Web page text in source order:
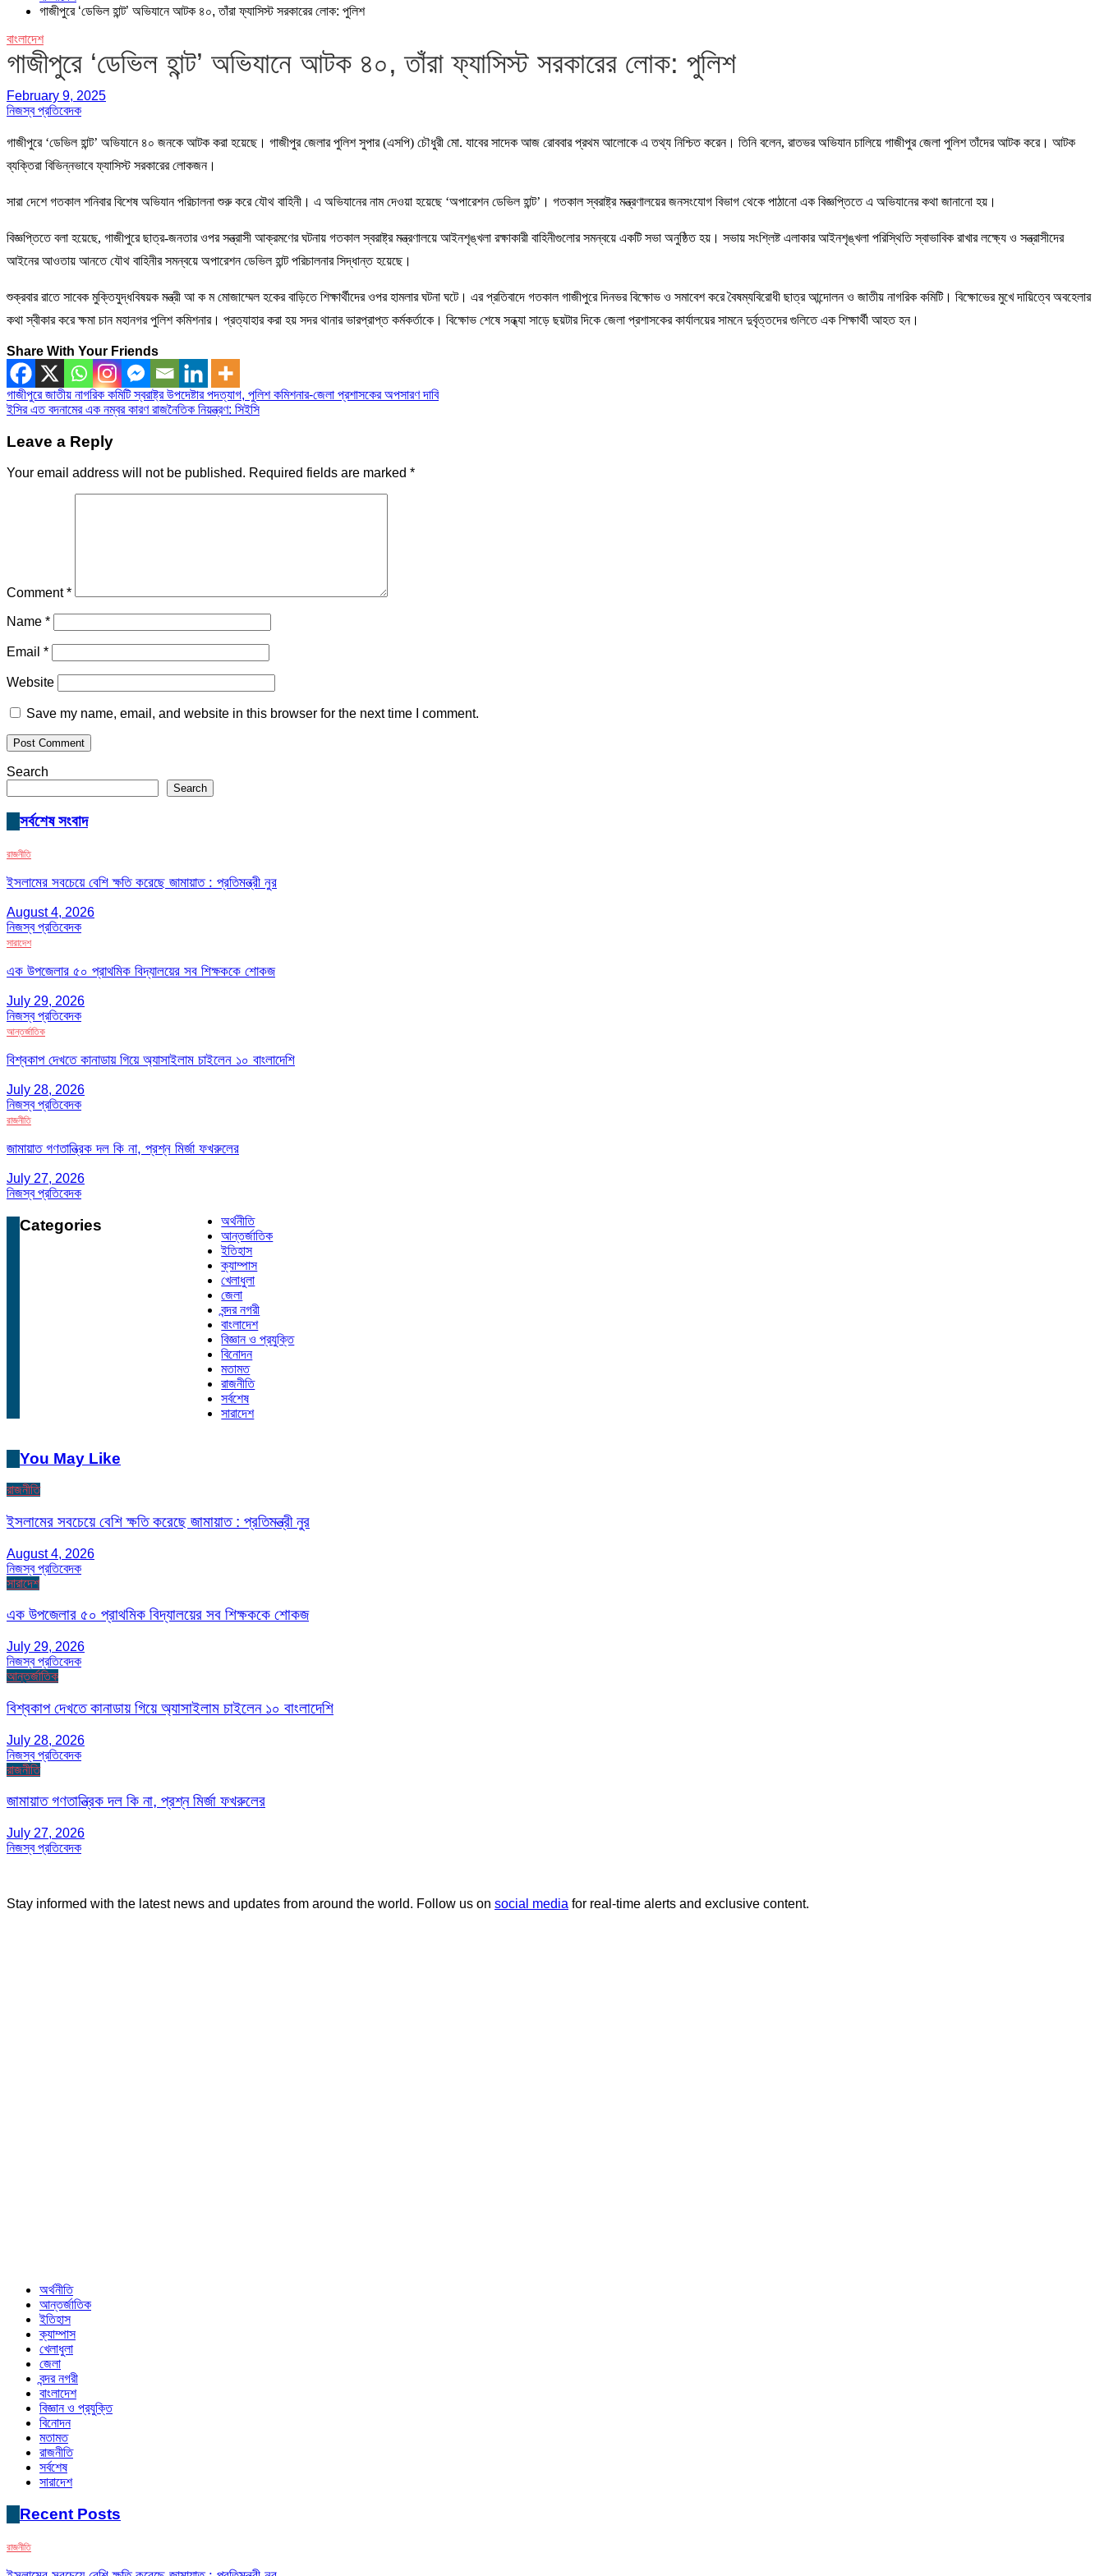
গাজীপুরে ‘ডেভিল হান্ট’ অভিযানে আটক ৪০, তাঁরা ফ্যাসিস্ট সরকারের লোক: পুলিশ
বাংলাদেশ
গাজীপুরে ‘ডেভিল হান্ট’ অভিযানে আটক ৪০, তাঁরা ফ্যাসিস্ট সরকারের লোক: পুলিশ
February 9, 2025
নিজস্ব প্রতিবেদক
গাজীপুরে ‘ডেভিল হান্ট’ অভিযানে ৪০ জনকে আটক করা হয়েছে। গাজীপুর জেলার পুলিশ সুপার (এসপি) চৌধুরী মো. যাবের সাদেক আজ রোববার প্রথম আলোকে এ তথ্য নিশ্চিত করেন। তিনি বলেন, রাতভর অভিযান চালিয়ে গাজীপুর জেলা পুলিশ তাঁদের আটক করে। আটক
ব্যক্তিরা বিভিন্নভাবে ফ্যাসিস্ট সরকারের লোকজন।
সারা দেশে গতকাল শনিবার বিশেষ অভিযান পরিচালনা শুরু করে যৌথ বাহিনী। এ অভিযানের নাম দেওয়া হয়েছে ‘অপারেশন ডেভিল হান্ট’। গতকাল স্বরাষ্ট্র মন্ত্রণালয়ের জনসংযোগ বিভাগ থেকে পাঠানো এক বিজ্ঞপ্তিতে এ অভিযানের কথা জানানো হয়।
বিজ্ঞপ্তিতে বলা হয়েছে, গাজীপুরে ছাত্র-জনতার ওপর সন্ত্রাসী আক্রমণের ঘটনায় গতকাল স্বরাষ্ট্র মন্ত্রণালয়ে আইনশৃঙ্খলা রক্ষাকারী বাহিনীগুলোর সমন্বয়ে একটি সভা অনুষ্ঠিত হয়। সভায় সংশ্লিষ্ট এলাকার আইনশৃঙ্খলা পরিস্থিতি স্বাভাবিক রাখার লক্ষ্যে ও সন্ত্রাসীদের
আইনের আওতায় আনতে যৌথ বাহিনীর সমন্বয়ে অপারেশন ডেভিল হান্ট পরিচালনার সিদ্ধান্ত হয়েছে।
শুক্রবার রাতে সাবেক মুক্তিযুদ্ধবিষয়ক মন্ত্রী আ ক ম মোজাম্মেল হকের বাড়িতে শিক্ষার্থীদের ওপর হামলার ঘটনা ঘটে। এর প্রতিবাদে গতকাল গাজীপুরে দিনভর বিক্ষোভ ও সমাবেশ করে বৈষম্যবিরোধী ছাত্র আন্দোলন ও জাতীয় নাগরিক কমিটি। বিক্ষোভের মুখে দায়িত্বে অবহেলার
কথা স্বীকার করে ক্ষমা চান মহানগর পুলিশ কমিশনার। প্রত্যাহার করা হয় সদর থানার ভারপ্রাপ্ত কর্মকর্তাকে। বিক্ষোভ শেষে সন্ধ্যা সাড়ে ছয়টার দিকে জেলা প্রশাসকের কার্যালয়ের সামনে দুর্বৃত্তদের গুলিতে এক শিক্ষার্থী আহত হন।
Share With Your Friends
Post
navigation
গাজীপুরে জাতীয় নাগরিক কমিটি স্বরাষ্ট্র উপদেষ্টার পদত্যাগ, পুলিশ কমিশনার-জেলা প্রশাসকের অপসারণ দাবি
ইসির এত বদনামের এক নম্বর কারণ রাজনৈতিক নিয়ন্ত্রণ: সিইসি
Leave a Reply
Your email address will not be published. Required fields are marked *
Comment*
Name *
Email *
Website
Save my name, email, and website in this browser for the next time I comment.
Search
Search
সর্বশেষ সংবাদ
রাজনীতি
ইসলামের সবচেয়ে বেশি ক্ষতি করেছে জামায়াত : প্রতিমন্ত্রী নুর
August 4, 2026
নিজস্ব প্রতিবেদক
সারাদেশ
এক উপজেলার ৫০ প্রাথমিক বিদ্যালয়ের সব শিক্ষককে শোকজ
July 29, 2026
নিজস্ব প্রতিবেদক
আন্তর্জাতিক
বিশ্বকাপ দেখতে কানাডায় গিয়ে অ্যাসাইলাম চাইলেন ১০ বাংলাদেশি
July 28, 2026
নিজস্ব প্রতিবেদক
রাজনীতি
জামায়াত গণতান্ত্রিক দল কি না, প্রশ্ন মির্জা ফখরুলের
July 27, 2026
নিজস্ব প্রতিবেদক
Categories
অর্থনীতি
আন্তর্জাতিক
ইতিহাস
ক্যাম্পাস
খেলাধুলা
জেলা
বন্দর নগরী
বাংলাদেশ
বিজ্ঞান ও প্রযুক্তি
বিনোদন
মতামত
রাজনীতি
সর্বশেষ
সারাদেশ
You May Like
রাজনীতি
ইসলামের সবচেয়ে বেশি ক্ষতি করেছে জামায়াত : প্রতিমন্ত্রী নুর
August 4, 2026
নিজস্ব প্রতিবেদক
সারাদেশ
এক উপজেলার ৫০ প্রাথমিক বিদ্যালয়ের সব শিক্ষককে শোকজ
July 29, 2026
নিজস্ব প্রতিবেদক
আন্তর্জাতিক
বিশ্বকাপ দেখতে কানাডায় গিয়ে অ্যাসাইলাম চাইলেন ১০ বাংলাদেশি
July 28, 2026
নিজস্ব প্রতিবেদক
রাজনীতি
জামায়াত গণতান্ত্রিক দল কি না, প্রশ্ন মির্জা ফখরুলের
July 27, 2026
নিজস্ব প্রতিবেদক
Stay informed with the latest news and updates from around the world. Follow us on social media for real-time alerts and exclusive content.
অর্থনীতি
আন্তর্জাতিক
ইতিহাস
ক্যাম্পাস
খেলাধুলা
জেলা
বন্দর নগরী
বাংলাদেশ
বিজ্ঞান ও প্রযুক্তি
বিনোদন
মতামত
রাজনীতি
সর্বশেষ
সারাদেশ
Recent Posts
রাজনীতি